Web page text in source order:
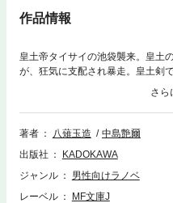
作品情報
皇土帝タイサイの池袋襲来。皇土
が、狂気に支配され暴走。皇土剣
取り戻した光義だが、待ち受け
著者 八薙玉造
中島艶爾
出版社
KADOKAWA
ジャンル
男性向けラノベ
レーベル
MF文庫J